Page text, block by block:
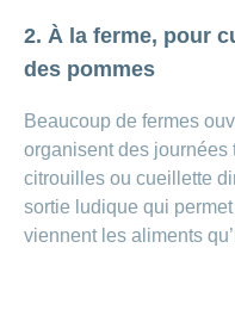
2. À la ferme, pour
des pommes
Beaucoup de fermes
organisent des journées
citrouilles ou cueillette
sortie ludique qui
viennent les aliments